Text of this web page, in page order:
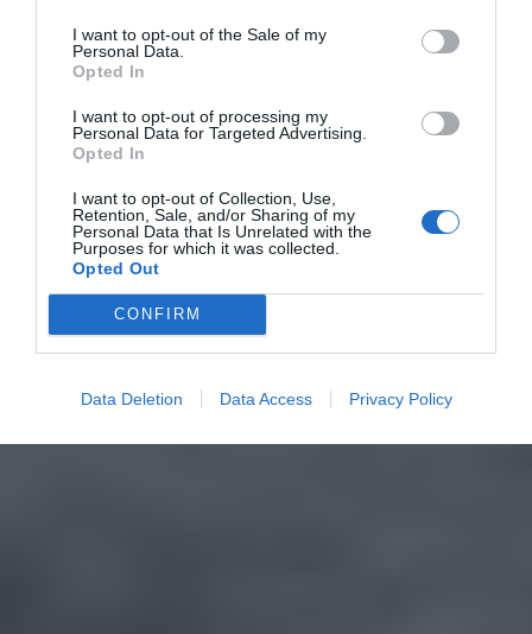
I want to opt-out of the Sale of my
Personal Data.
Opted In
I want to opt-out of processing my
Personal Data for Targeted Advertising.
Opted In
I want to opt-out of Collection, Use,
Retention, Sale, and/or Sharing of my
Personal Data that Is Unrelated with the
Purposes for which it was collected.
Opted Out
CONFIRM
Data Deletion Data Access Privacy Policy